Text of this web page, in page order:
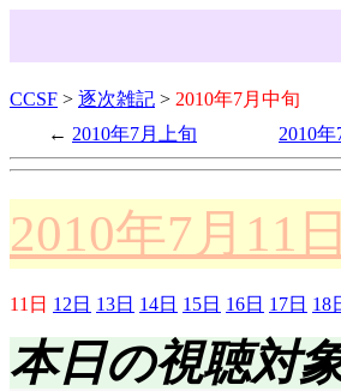
CCSF > 逐次雑記 > 2010年7月中旬
2010年7月上旬
2010
2010年7月11
11日 12日 13日 14日 15日 16日 17日 18
本日の視聴対